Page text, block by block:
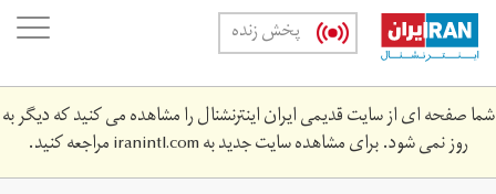
Skip
main
content
پخش زنده
شما صفحه ای از سایت قدیمی ایران اینترنشنال را مشاهده می کنید که دیگر به
روز نمی شود. برای مشاهده سایت جدید بهiranintl.comمراجعه کنید.